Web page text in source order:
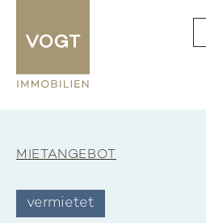
MIETANGEBOT
vermietet